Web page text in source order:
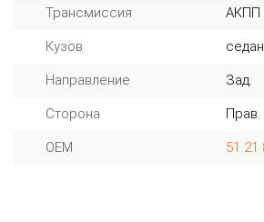
Трансмиссия АКПП
Кузов седан
Направление Зад.
Сторона Прав.
OEM 51 21